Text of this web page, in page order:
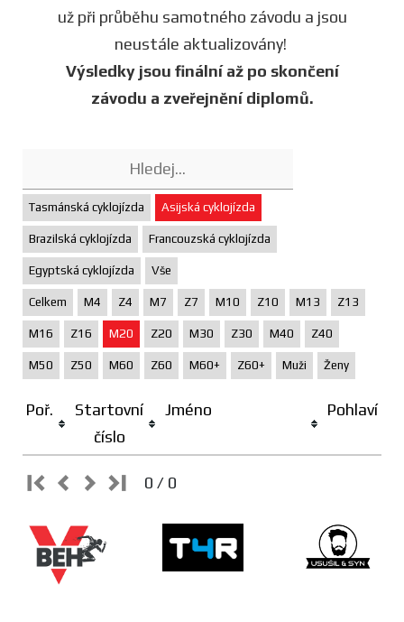
už při průběhu samotného závodu a jsou
neustále aktualizovány!
Výsledky jsou finální až po skončení
závodu a zveřejnění diplomů.
Tasmánská cyklojízda Asijská cyklojízda
Brazilská cyklojízda Francouzská cyklojízda
Egyptská cyklojízda Vše
Celkem M4 Z4 M7 Z7 M10 Z10 M13 Z13
M16 Z16 M20 Z20 M30 Z30 M40 Z40
M50 Z50 M60 Z60 M60+ Z60+ Muži Ženy
Poř.
Startovní
číslo
Jméno Pohlaví
0 / 0